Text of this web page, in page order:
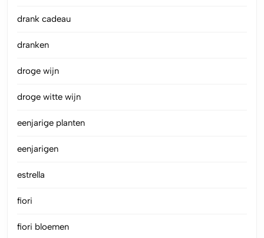
drank cadeau
dranken
droge wijn
droge witte wijn
eenjarige planten
eenjarigen
estrella
fiori
fiori bloemen